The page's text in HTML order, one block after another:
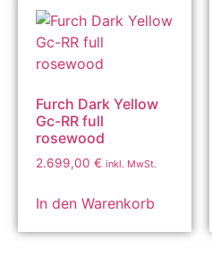
Furch Dark Yellow
Gc-RR full
rosewood
2.699,00 € inkl. MwSt.
In den Warenkorb